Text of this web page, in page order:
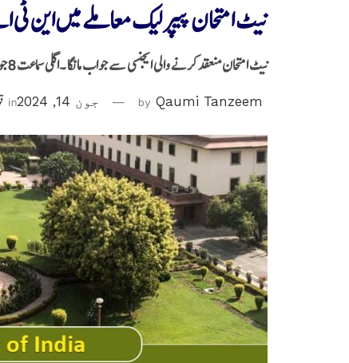
نیٹ امتحان پیپر لیک معاملے میں
نیٹ امتحان منعقد کرنے والی ایجنسی سے جواب مانگا ۔اگلی سماعت 8جولائی کو ہوگی
by Qaumi Tanzeem جون 14, 2024 in